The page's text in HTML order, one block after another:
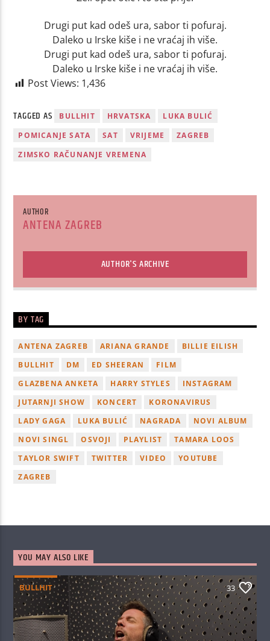
Drugi put kad odeš ura, sabor ti pofuraj.
Daleko u Irske kiše i ne vraćaj ih više.
Drugi put kad odeš ura, sabor ti pofuraj.
Daleko u Irske kiše i ne vraćaj ih više.
Post Views: 1,436
TAGGED AS BULLHIT HRVATSKA
LUKA BULIĆ
POMICANJE SATA
SAT VRIJEME
ZAGREB
ZIMSKO RAČUNANJE VREMENA
AUTHOR
ANTENA ZAGREB
AUTHOR'S ARCHIVE
BY TAG
ANTENA ZAGREB ARIANA GRANDE
BILLIE EILISH
BULLHIT
DM ED SHEERAN
FILM
GLAZBENA ANKETA
HARRY STYLES
INSTAGRAM
JUTARNJI SHOW
KONCERT
KORONAVIRUS
LADY GAGA
LUKA BULIĆ NAGRADA
NOVI ALBUM
NOVI SINGL
OSVOJI PLAYLIST
TAMARA LOOS
TAYLOR SWIFT
TWITTER VIDEO
YOUTUBE
ZAGREB
YOU MAY ALSO LIKE
BULLHIT 33